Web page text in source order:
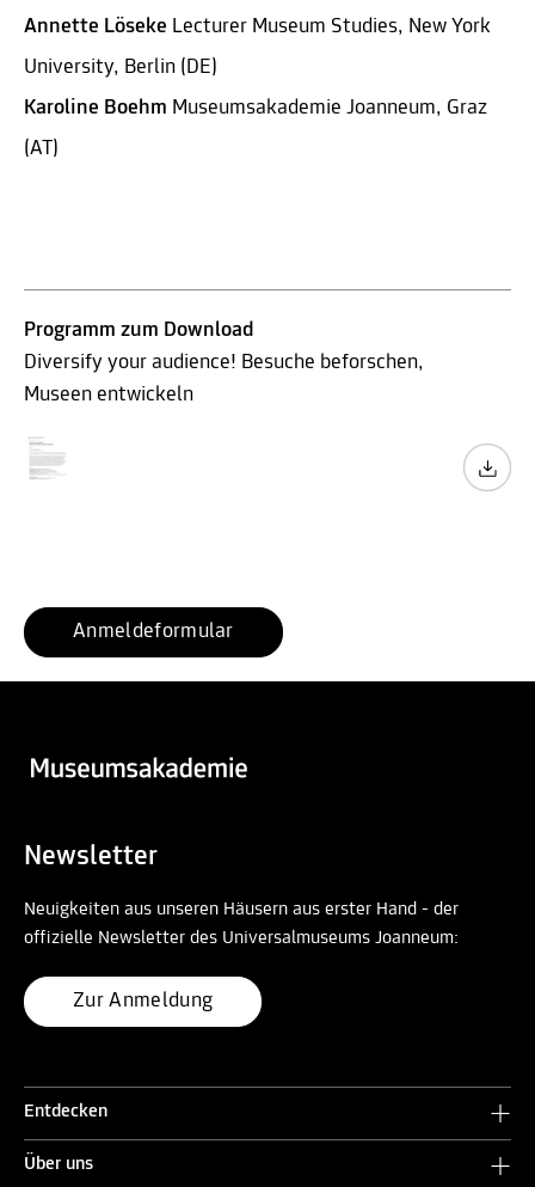
Annette Löseke Lecturer Museum Studies, New York
University, Berlin (DE)
Karoline Boehm Museumsakademie Joanneum, Graz
(AT)
Programm zum Download
Diversify your audience! Besuche beforschen,
Museen entwickeln
Anmeldeformular
Newsletter
Neuigkeiten aus unseren Häusern aus erster Hand - der
offizielle Newsletter des Universalmuseums Joanneum:
Zur Anmeldung
Entdecken
Über uns